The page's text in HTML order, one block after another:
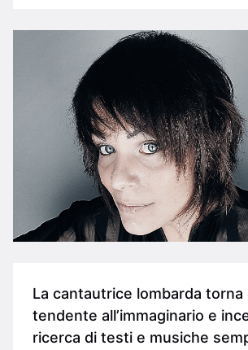
La cantautrice lombarda torna
tendente all’immaginario e
ricerca di testi e musiche